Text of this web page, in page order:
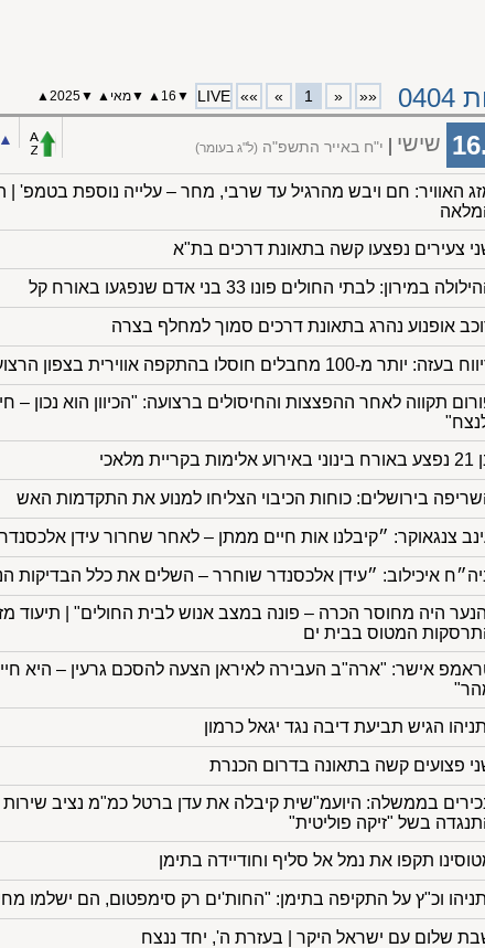
««
«
1
»
»»
LIVE
▼
16
▲
▼מאי ▲
▼
2025
▲
שישי י"ח באייר התשפ"ה (ל"ג בעומר) ▲︎
האוויר: חם ויבש מהרגיל עד שרבי, מחר – עלייה נוספת בטמפ' |
צעירים נפצעו קשה בתאונת דרכים בת"א
במירון: לבתי החולים פונו 33 בני אדם שנפגעו באורח קל
אופנוע נהרג בתאונת דרכים סמוך למחלף בצרה
בעזה: יותר מ-100 מחבלים חוסלו בהתקפה אווירית בצפון הרצועה
תקווה לאחר ההפצצות והחיסולים ברצועה: "הכיוון הוא נכון –
מלאכי
בירושלים: כוחות הכיבוי הצליחו למנוע את התקדמות האש
צנגאוקר: ״קיבלנו אות חיים ממתן – לאחר שחרור עידן
איכילוב: ״עידן אלכסנדר שוחרר – השלים את כלל הבדיקות
היה מחוסר הכרה – פונה במצב אנוש לבית החולים" | תיעוד
המטוס בבית ים
אישר: "ארה"ב העבירה לאיראן הצעה להסכם גרעין – היא
הגיש תביעת דיבה נגד יגאל כרמון
פצועים קשה בתאונה בדרום הכנרת
בממשלה: היועמ"שית קיבלה את עדן ברטל כמ"מ נציב שירות
בשל "זיקה פוליטית"
תקפו את נמל אל סליף וחודיידה בתימן
וכ"ץ על התקיפה בתימן: "החות'ים רק סימפטום, הם ישלמו
שלום עם ישראל היקר | בעזרת ה', יחד ננצח